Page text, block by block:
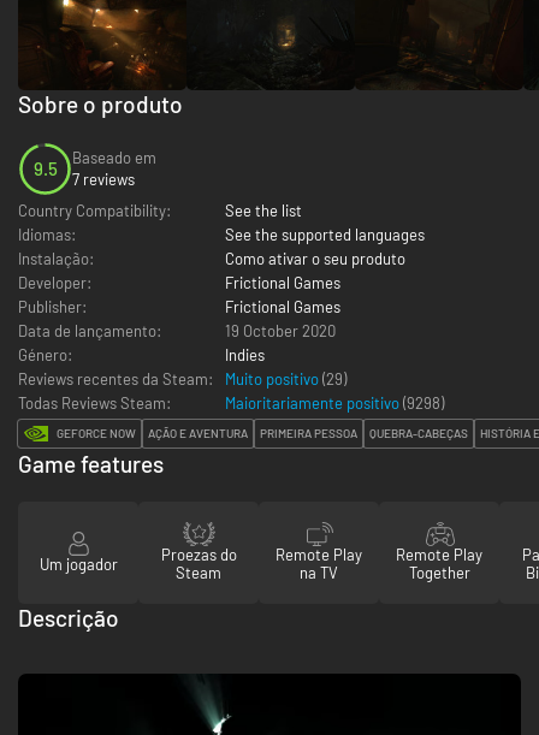
Sobre o produto
9.5
Baseado em
7 reviews
Country Compatibility:
See the list
Idiomas:
See the supported languages
Instalação:
Como ativar o seu produto
Developer:
Frictional Games
Publisher:
Frictional Games
Data de lançamento:
19 October 2020
Género:
Indies
Reviews recentes da Steam:
Muito positivo(29)
Todas Reviews Steam:
Maioritariamente positivo(9298)
GEFORCE NOW AÇÃO E AVENTURA PRIMEIRA PESSOA QUEBRA-CABEÇAS HISTÓRIA
Game features
Um jogador
Proezas do
Steam
Remote Play
na TV
Remote Play
Together
Descrição